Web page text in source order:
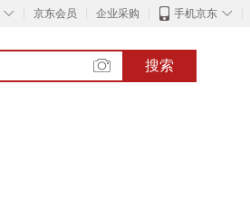
◇ 京东会员 企业采购 ◇
手机京东
搜索